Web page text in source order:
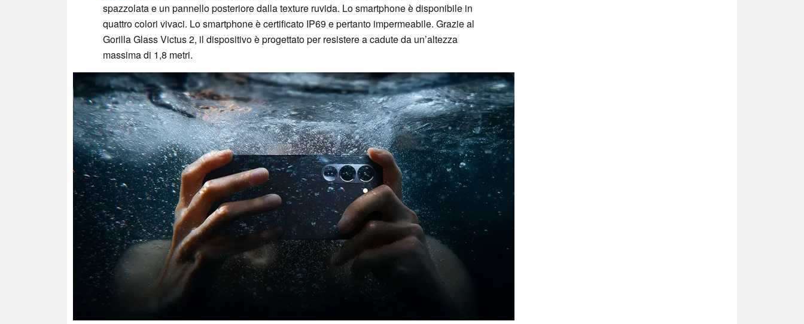
spazzolata e un pannello posteriore dalla texture ruvida. Lo smartphone è disponibile in
quattro colori vivaci. Lo smartphone è certificato IP69 e pertanto impermeabile. Grazie al
Gorilla Glass Victus 2, il dispositivo è progettato per resistere a cadute da un’altezza
massima di 1,8 metri.